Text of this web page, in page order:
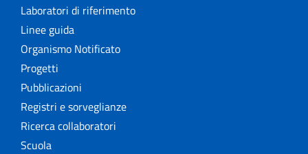
Laboratori di riferimento
Linee guida
Organismo Notificato
Progetti
Pubblicazioni
Registri e sorveglianze
Ricerca collaboratori
Scuola